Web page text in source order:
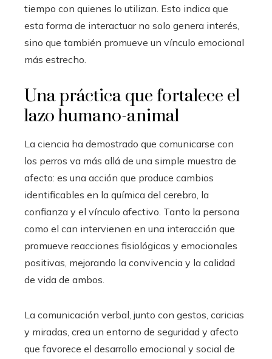
tiempo con quienes lo utilizan. Esto indica que
esta forma de interactuar no solo genera interés,
sino que también promueve un vínculo emocional
más estrecho.
Una práctica que fortalece el
lazo humano-animal
La ciencia ha demostrado que comunicarse con
los perros va más allá de una simple muestra de
afecto: es una acción que produce cambios
identificables en la química del cerebro, la
confianza y el vínculo afectivo. Tanto la persona
como el can intervienen en una interacción que
promueve reacciones fisiológicas y emocionales
positivas, mejorando la convivencia y la calidad
de vida de ambos.
La comunicación verbal, junto con gestos, caricias
y miradas, crea un entorno de seguridad y afecto
que favorece el desarrollo emocional y social de